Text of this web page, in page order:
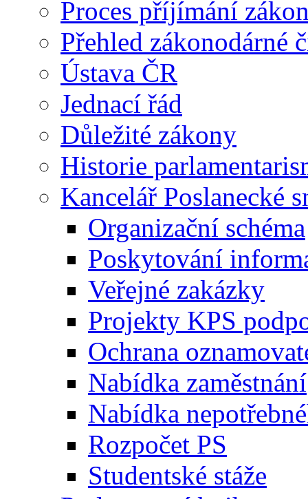
Proces příjímání
Přehled zákonodárné
Ústava ČR
Jednací řád
Důležité zákony
Historie
Kancelář Poslanecké
Organizační schéma
Poskytování
Veřejné zakázky
Projekty KPS
Ochrana
Nabídka zaměstnání
Nabídka
Rozpočet PS
Studentské stáže